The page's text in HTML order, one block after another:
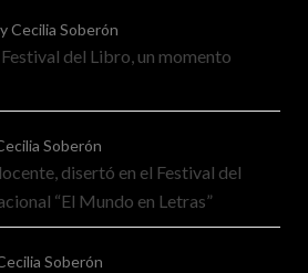
Cecilia Soberón
Festival del Libro, un momento
Soberón
disertó en el Festival del
“El Mundo en Letras”
Soberón